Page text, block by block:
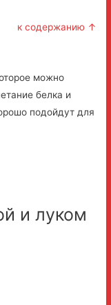
к содержанию ↑
можно
белка и
подойдут для
и луком